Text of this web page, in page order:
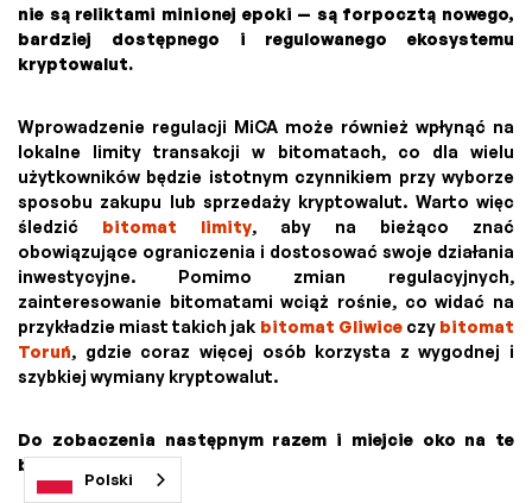
nie są reliktami minionej epoki — są forpocztą nowego,
bardziej dostępnego i regulowanego ekosystemu
kryptowalut.
Wprowadzenie regulacji MiCA może również wpłynąć na
lokalne limity transakcji w bitomatach, co dla wielu
użytkowników będzie istotnym czynnikiem przy wyborze
sposobu zakupu lub sprzedaży kryptowalut. Warto więc
śledzić bitomat limity, aby na bieżąco znać
obowiązujące ograniczenia i dostosować swoje działania
inwestycyjne. Pomimo zmian regulacyjnych,
zainteresowanie bitomatami wciąż rośnie, co widać na
przykładzie miast takich jak bitomat Gliwiceczy bitomat
Toruń, gdzie coraz więcej osób korzysta z wygodnej i
szybkiej wymiany kryptowalut.
Do zobaczenia następnym razem i miejcie oko na te
bitomaty!
Polski